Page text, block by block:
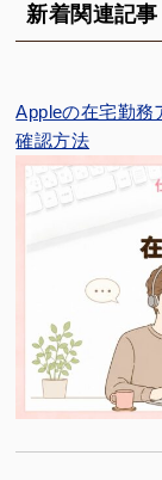
新着関連記事
Appleの在宅勤務
確認方法